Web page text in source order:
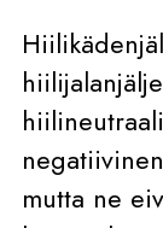
mutta ne